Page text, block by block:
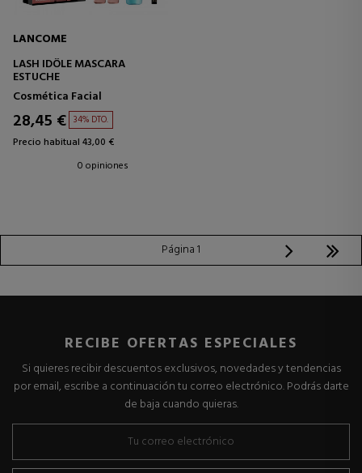
LANCOME
LASH IDÔLE MASCARA
ESTUCHE
Cosmética Facial
28,45 € 34% DTO.
Precio habitual 43,00 €
0 opiniones
Página 1
RECIBE OFERTAS ESPECIALES
Si quieres recibir descuentos exclusivos, novedades y tendencias
por email, escribe a continuación tu correo electrónico. Podrás darte
de baja cuando quieras.